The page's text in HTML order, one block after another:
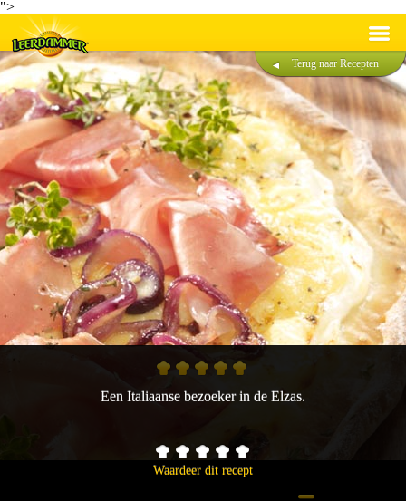
">
Recepten
Producten
Duurzaamheid
Over Leerdammer®
Contact
Nederlands Français
Terug naar Recepten
Een Italiaanse bezoeker in de Elzas.
Waardeer dit recept